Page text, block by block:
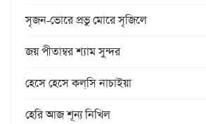
সৃজন-ভোরে প্রভু মোরে সৃজিলে
জয় পীতাম্বর শ্যাম সুন্দর
হেসে হেসে কল্‌সি নাচাইয়া
হেরি আজ শূন্য নিখিল